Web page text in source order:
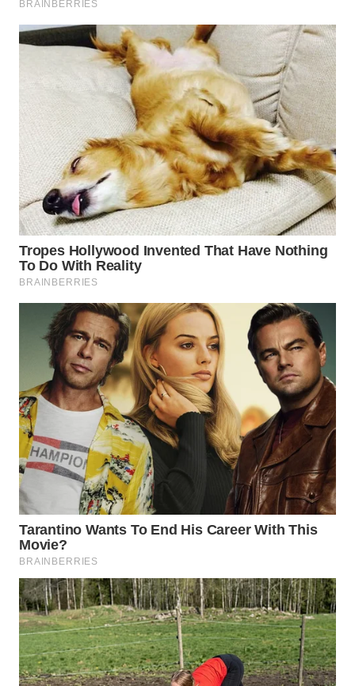
WN
TAPANULI
SELATAN
TANJUNG
LESUNG
WN
KARO
WN
SIMALUNGUN
WN
WN
TAPANULI
TENGAH
WN DELI
SERDANG
WN
WN
PAKPAK
WN
KARAWANG
WN
BEKASI